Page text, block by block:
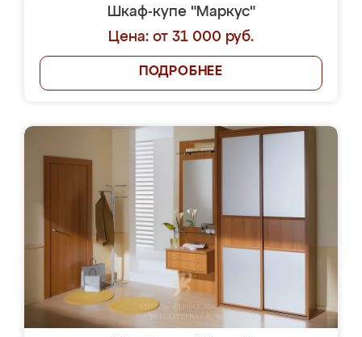
Шкаф-купе "Маркус"
Цена: от 31 000 руб.
ПОДРОБНЕЕ